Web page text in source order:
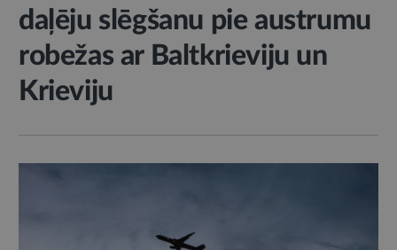
daļēju slēgšanu pie austrumu
robežas ar Baltkrieviju un
Krieviju